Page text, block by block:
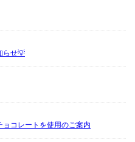
らせ💡
コレートを使用のご案内